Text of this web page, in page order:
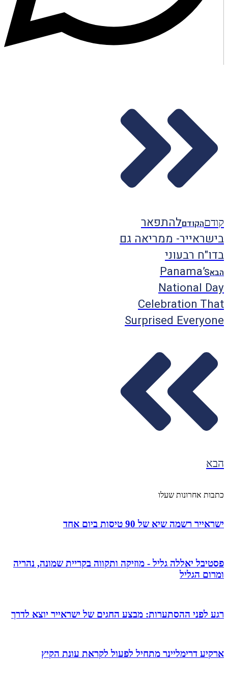
קודםהקודםלהתפאר
בישראייר- ממריאה גם
בדו"ח רבעוני
הבאPanama’s
National Day
Celebration That
Surprised Everyone
הבא
כתבות אחרונות שעלו
ישראייר רשמה שיא של 90 טיסות ביום אחד
פסטיבל יאללה גליל - מוזיקה ותקווה בקריית שמונה, נהריה
ומרום הגליל
רגע לפני ההסתערות: מבצע החגים של ישראייר יוצא לדרך
ארקיע דרימליינר מתחיל לפעול לקראת עונת הקיץ